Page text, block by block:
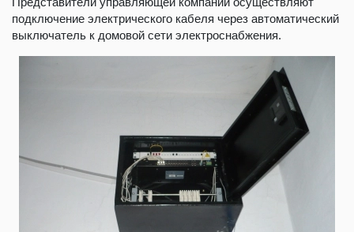
подключение электрического кабеля через автоматический
выключатель к домовой сети электроснабжения.